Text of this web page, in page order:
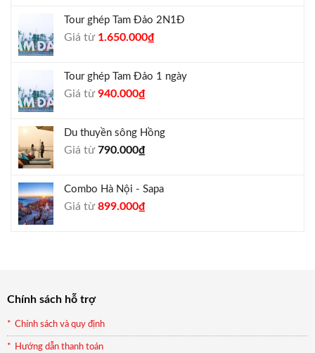
1.300.000₫.là:
Tour ghép Tam Đảo 2N1Đ
Giá từ Giá
1.800.000₫.
1.650.000₫Giá
là:
Tour ghép Tam Đảo 1 ngày
Giá từGiá
1.000.000₫.
940.000₫Giá
là:
Du thuyền sông Hồng
Giá từ790.000₫
Combo Hà Nội - Sapa
Giá từGiá
899.000₫Giá
Chính sách hỗ trợ
Chính sách và quy định
Hướng dẫn thanh toán